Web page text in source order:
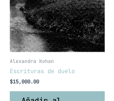
Alexandra Kohan
Escrituras de duelo
$15,000.00